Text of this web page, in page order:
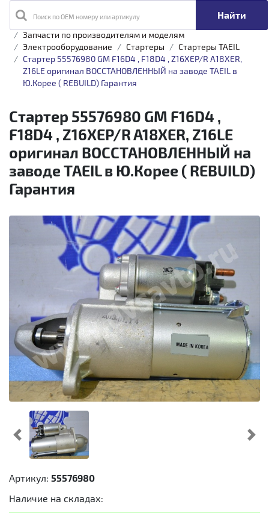
Поиск по OEM номеру или артикулу
Главная
Каталог товаров
Запчасти по производителям и моделям
Электрооборудование
Стартеры
Стартеры TAEIL
Стартер 55576980 GM F16D4 , F18D4 , Z16XEP/R A18XER,
Z16LE оригинал ВОССТАНОВЛЕННЫЙ на заводе TAEIL в
Ю.Корее ( REBUILD) Гарантия
Стартер 55576980 GM F16D4 ,
F18D4 , Z16XEP/R A18XER, Z16LE
оригинал ВОССТАНОВЛЕННЫЙ на
заводе TAEIL в Ю.Корее ( REBUILD)
Гарантия
Предыдущий
Артикул: 55576980
Наличие на складах: